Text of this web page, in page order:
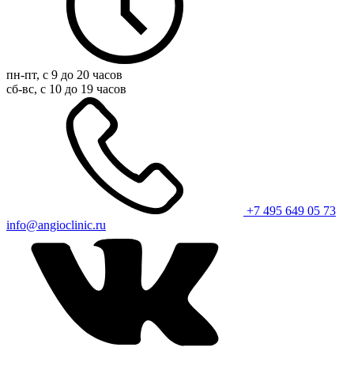
пн-пт, с 9 до 20 часов
сб-вс, с 10 до 19 часов
+7 495 649 05 73
info@angioclinic.ru